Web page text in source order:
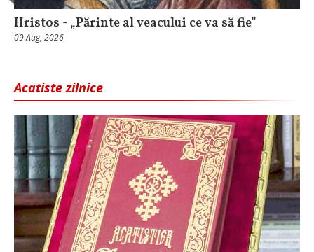
Hristos - „Părinte al veacului ce va să fie”
09 Aug, 2026
Acatiste zilnice